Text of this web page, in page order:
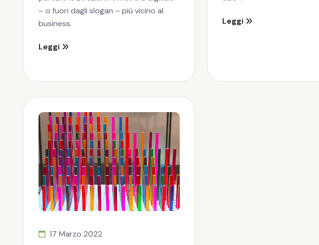
– o fuori dagli slogan – più vicino al
business.
Leggi
Leggi
17 Marzo 2022